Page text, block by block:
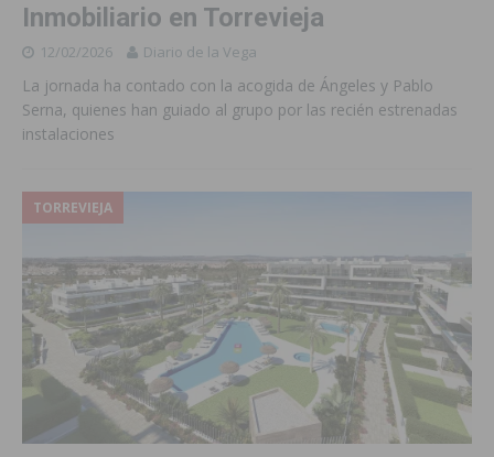
Inmobiliario en Torrevieja
12/02/2026 Diario de la Vega
La jornada ha contado con la acogida de Ángeles y Pablo
Serna, quienes han guiado al grupo por las recién estrenadas
instalaciones
TORREVIEJA